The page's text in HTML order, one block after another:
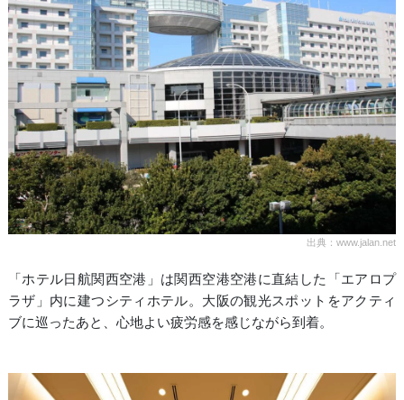
出典：www.jalan.net
「ホテル日航関西空港」は関西空港空港に直結した「エアロプ
ラザ」内に建つシティホテル。大阪の観光スポットをアクティ
ブに巡ったあと、心地よい疲労感を感じながら到着。